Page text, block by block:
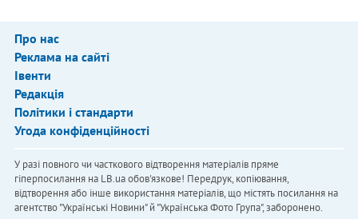
Про нас
Реклама на сайті
Івенти
Редакція
Політики і стандарти
Угода конфіденційності
У разі повного чи часткового відтворення матеріалів пряме
гіперпосилання на LB.ua обов'язкове! Передрук, копіювання,
відтворення або інше використання матеріалів, що містять посилання на
агентство "Українськi Новини" й "Українська Фото Група", заборонено.